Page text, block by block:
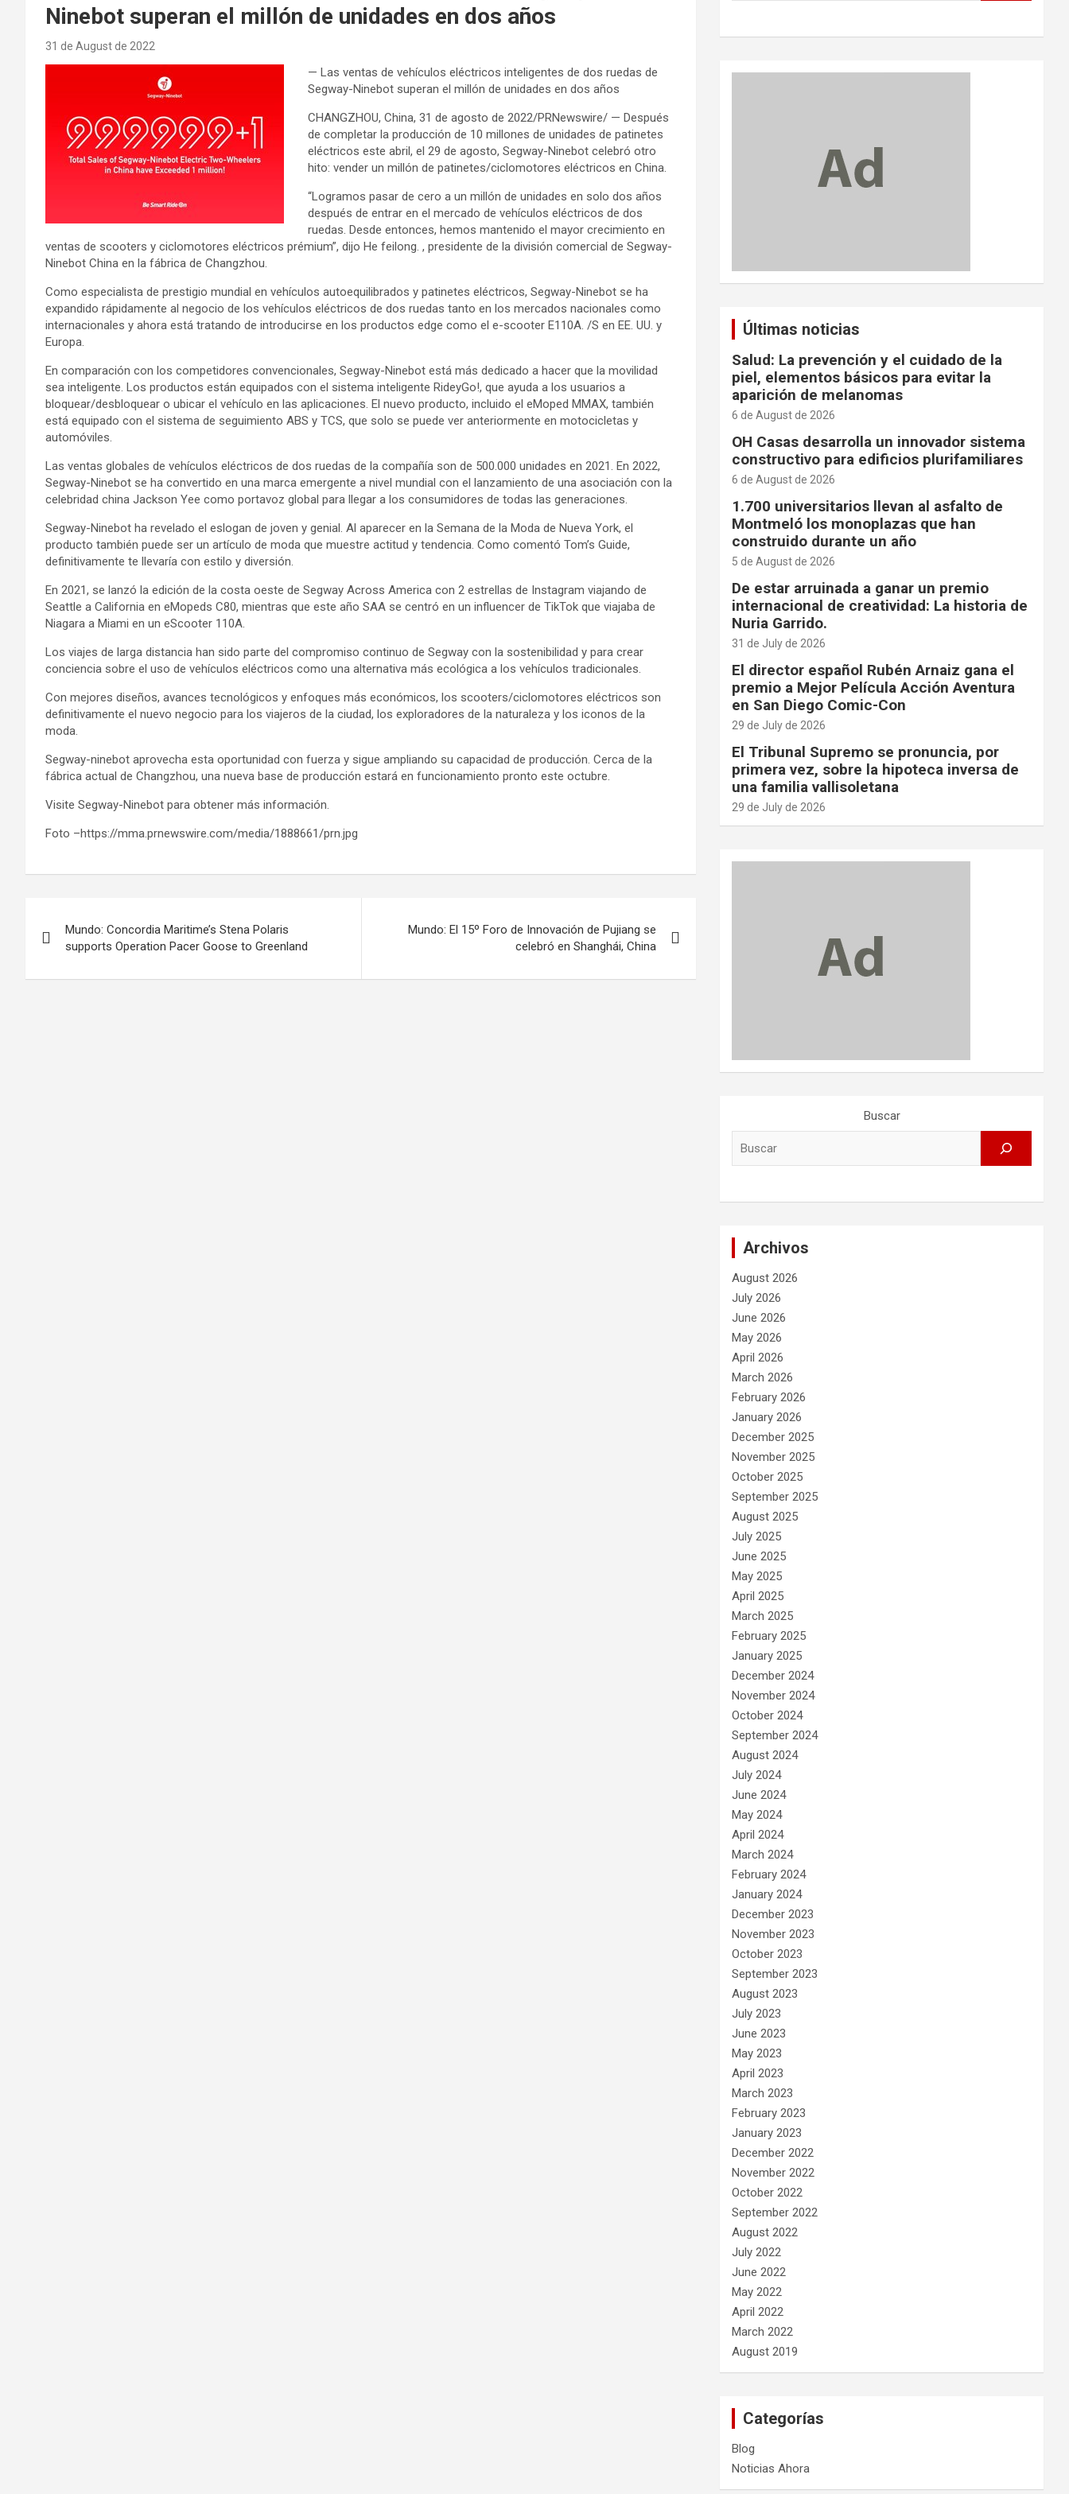
Ninebot superan el millón de unidades en dos años
31 de August de 2022
— Las ventas de vehículos eléctricos inteligentes de dos ruedas de
Segway-Ninebot superan el millón de unidades en dos años
CHANGZHOU, China, 31 de agosto de 2022/PRNewswire/ — Después
de completar la producción de 10 millones de unidades de patinetes
eléctricos este abril, el 29 de agosto, Segway-Ninebot celebró otro
hito: vender un millón de patinetes/ciclomotores eléctricos en China.
“Logramos pasar de cero a un millón de unidades en solo dos años
después de entrar en el mercado de vehículos eléctricos de dos
ruedas. Desde entonces, hemos mantenido el mayor crecimiento en
ventas de scooters y ciclomotores eléctricos prémium”, dijo He feilong. , presidente de la división comercial de Segway-
Ninebot China en la fábrica de Changzhou.
Como especialista de prestigio mundial en vehículos autoequilibrados y patinetes eléctricos, Segway-Ninebot se ha
expandido rápidamente al negocio de los vehículos eléctricos de dos ruedas tanto en los mercados nacionales como
internacionales y ahora está tratando de introducirse en los productos edge como el e-scooter E110A. /S en EE. UU. y
Europa.
En comparación con los competidores convencionales, Segway-Ninebot está más dedicado a hacer que la movilidad
sea inteligente. Los productos están equipados con el sistema inteligente RideyGo!, que ayuda a los usuarios a
bloquear/desbloquear o ubicar el vehículo en las aplicaciones. El nuevo producto, incluido el eMoped MMAX, también
está equipado con el sistema de seguimiento ABS y TCS, que solo se puede ver anteriormente en motocicletas y
automóviles.
Las ventas globales de vehículos eléctricos de dos ruedas de la compañía son de 500.000 unidades en 2021. En 2022,
Segway-Ninebot se ha convertido en una marca emergente a nivel mundial con el lanzamiento de una asociación con la
celebridad china Jackson Yee como portavoz global para llegar a los consumidores de todas las generaciones.
Segway-Ninebot ha revelado el eslogan de joven y genial. Al aparecer en la Semana de la Moda de Nueva York, el
producto también puede ser un artículo de moda que muestre actitud y tendencia. Como comentó Tom’s Guide,
definitivamente te llevaría con estilo y diversión.
En 2021, se lanzó la edición de la costa oeste de Segway Across America con 2 estrellas de Instagram viajando de
Seattle a California en eMopeds C80, mientras que este año SAA se centró en un influencer de TikTok que viajaba de
Niagara a Miami en un eScooter 110A.
Los viajes de larga distancia han sido parte del compromiso continuo de Segway con la sostenibilidad y para crear
conciencia sobre el uso de vehículos eléctricos como una alternativa más ecológica a los vehículos tradicionales.
Con mejores diseños, avances tecnológicos y enfoques más económicos, los scooters/ciclomotores eléctricos son
definitivamente el nuevo negocio para los viajeros de la ciudad, los exploradores de la naturaleza y los iconos de la
moda.
Segway-ninebot aprovecha esta oportunidad con fuerza y sigue ampliando su capacidad de producción. Cerca de la
fábrica actual de Changzhou, una nueva base de producción estará en funcionamiento pronto este octubre.
Visite Segway-Ninebot para obtener más información.
Foto –https://mma.prnewswire.com/media/1888661/prn.jpg
navigation
Mundo: Concordia Maritime’s Stena Polaris
supports Operation Pacer Goose to Greenland
Mundo: El 15º Foro de Innovación de Pujiang se
celebró en Shanghái, China
Últimas noticias
Salud: La prevención y el cuidado de la
piel, elementos básicos para evitar la
aparición de melanomas
6 de August de 2026
OH Casas desarrolla un innovador sistema
constructivo para edificios plurifamiliares
6 de August de 2026
1.700 universitarios llevan al asfalto de
Montmeló los monoplazas que han
construido durante un año
5 de August de 2026
De estar arruinada a ganar un premio
internacional de creatividad: La historia de
Nuria Garrido.
31 de July de 2026
El director español Rubén Arnaiz gana el
premio a Mejor Película Acción Aventura
en San Diego Comic-Con
29 de July de 2026
El Tribunal Supremo se pronuncia, por
primera vez, sobre la hipoteca inversa de
una familia vallisoletana
29 de July de 2026
Buscar
Archivos
August 2026
July 2026
June 2026
May 2026
April 2026
March 2026
February 2026
January 2026
December 2025
November 2025
October 2025
September 2025
August 2025
July 2025
June 2025
May 2025
April 2025
March 2025
February 2025
January 2025
December 2024
November 2024
October 2024
September 2024
August 2024
July 2024
June 2024
May 2024
April 2024
March 2024
February 2024
January 2024
December 2023
November 2023
October 2023
September 2023
August 2023
July 2023
June 2023
May 2023
April 2023
March 2023
February 2023
January 2023
December 2022
November 2022
October 2022
September 2022
August 2022
July 2022
June 2022
May 2022
April 2022
March 2022
August 2019
Categorías
Blog
Noticias Ahora